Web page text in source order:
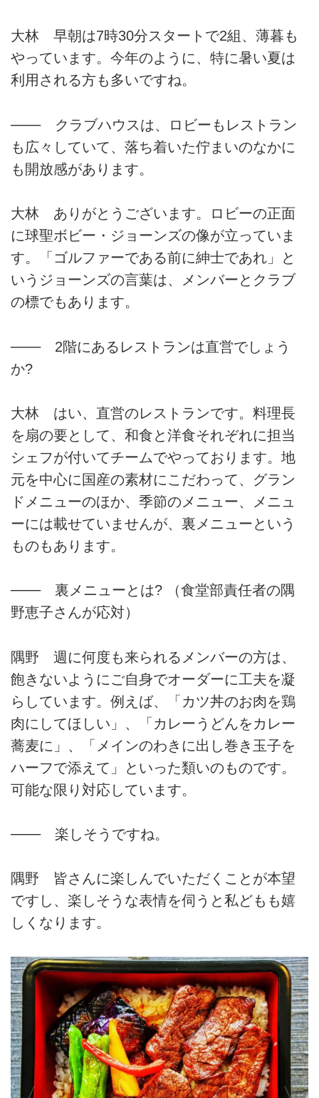
大林 早朝は7時30分スタートで2組、薄暮も
やっています。今年のように、特に暑い夏は
利用される方も多いですね。
─── クラブハウスは、ロビーもレストラン
も広々していて、落ち着いた佇まいのなかに
も開放感があります。
大林 ありがとうございます。ロビーの正面
に球聖ボビー・ジョーンズの像が立っていま
す。「ゴルファーである前に紳士であれ」と
いうジョーンズの言葉は、メンバーとクラブ
の標でもあります。
─── 2階にあるレストランは直営でしょう
か?
大林 はい、直営のレストランです。料理長
を扇の要として、和食と洋食それぞれに担当
シェフが付いてチームでやっております。地
元を中心に国産の素材にこだわって、グラン
ドメニューのほか、季節のメニュー、メニュ
ーには載せていませんが、裏メニューという
ものもあります。
─── 裏メニューとは? （食堂部責任者の隅
野恵子さんが応対）
隅野 週に何度も来られるメンバーの方は、
飽きないようにご自身でオーダーに工夫を凝
らしています。例えば、「カツ丼のお肉を鶏
肉にしてほしい」、「カレーうどんをカレー
蕎麦に」、「メインのわきに出し巻き玉子を
ハーフで添えて」といった類いのものです。
可能な限り対応しています。
─── 楽しそうですね。
隅野 皆さんに楽しんでいただくことが本望
ですし、楽しそうな表情を伺うと私どもも嬉
しくなります。